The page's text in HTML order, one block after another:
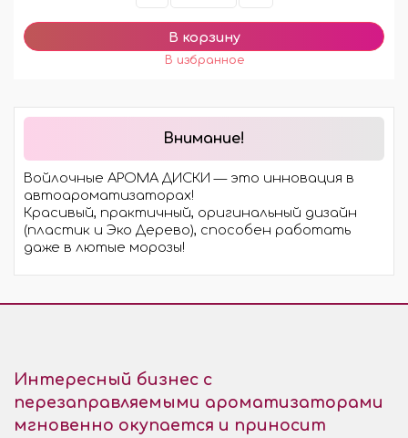
Внимание!
Войлочные АРОМА ДИСКИ — это инновация в
автоароматизаторах!
Красивый, практичный, оригинальный дизайн
(пластик и Эко Дерево), способен работать
даже в лютые морозы!
Интересный бизнес с
перезаправляемыми ароматизаторами
мгновенно окупается и приносит